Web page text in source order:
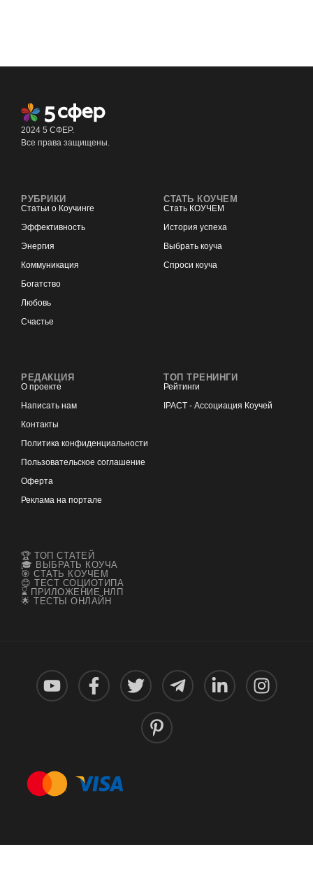
2024 5 СФЕР.
Все права защищены.
РУБРИКИ
Статьи о Коучинге
Эффективность
Энергия
Коммуникация
Богатство
Любовь
Счастье
СТАТЬ КОУЧЕМ
Стать КОУЧЕМ
История успеха
Выбрать коуча
Спроси коуча
РЕДАКЦИЯ
О проекте
Написать нам
Контакты
Политика конфиденциальности
Пользовательское соглашение
Оферта
Реклама на портале
ТОП ТРЕНИНГИ
Рейтинги
IPACT - Ассоциация Коучей
🏆 ТОП СТАТЕЙ
🎓 ВЫБРАТЬ КОУЧА
🎯 СТАТЬ КОУЧЕМ
😊 ТЕСТ СОЦИОТИПА
⌛ ПРИЛОЖЕНИЕ НЛП
🌟 ТЕСТЫ ОНЛАЙН